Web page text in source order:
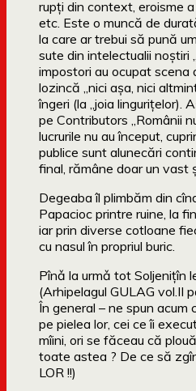
rupți din context, eroisme
etc. Este o muncă de
la care ar trebui să pună
sute din intelectualii noștiri
impostori au ocupat scena
lozincă „nici așa, nici
îngeri (la „joia lingurițelor).
pe Contributors „Românii
lucrurile nu au început,
publice sunt alunecări
final, rămâne doar un vast
Degeaba îl plimbăm din
Papacioc printre ruine, la
iar prin diverse cotloane
cu nasul în propriul buric.
Pînǎ la urmǎ tot Soljeniţîn
(Arhipelagul GULAG vol.II
În general – ne spun
pe pielea lor, cei ce îi
mîini, ori se făceau că
toate astea ? De ce să
LOR !!)